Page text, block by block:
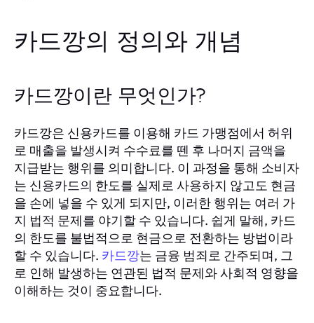
카드깡의 정의와 개념
카드깡이란 무엇인가?
카드깡은 신용카드를 이용해 카드 가맹점에서 허위
로 매출을 발생시켜 수수료를 뗀 후 나머지 금액을
지급받는 행위를 의미합니다. 이 과정을 통해 소비자
는 신용카드의 한도를 실제로 사용하지 않고도 현금
을 손에 넣을 수 있게 되지만, 이러한 행위는 여러 가
지 법적 문제를 야기할 수 있습니다. 쉽게 말해, 카드
의 한도를 불법적으로 현금으로 전환하는 방법이라
할 수 있습니다. 카드깡는 금융 범죄로 간주되며, 그
로 인해 발생하는 연관된 법적 문제와 사회적 영향을
이해하는 것이 중요합니다.